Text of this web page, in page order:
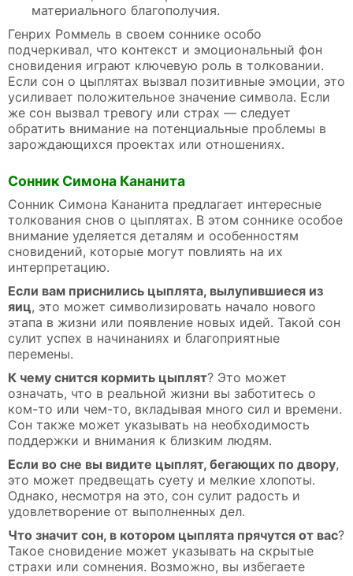
материального благополучия.
Генрих Роммель в своем соннике особо
подчеркивал, что контекст и эмоциональный фон
сновидения играют ключевую роль в толковании.
Если сон о цыплятах вызвал позитивные эмоции, это
усиливает положительное значение символа. Если
же сон вызвал тревогу или страх — следует
обратить внимание на потенциальные проблемы в
зарождающихся проектах или отношениях.
Сонник Симона Кананита
Сонник Симона Кананита предлагает интересные
толкования снов о цыплятах. В этом соннике особое
внимание уделяется деталям и особенностям
сновидений, которые могут повлиять на их
интерпретацию.
Если вам приснились цыплята, вылупившиеся из
яиц, это может символизировать начало нового
этапа в жизни или появление новых идей. Такой сон
сулит успех в начинаниях и благоприятные
перемены.
К чему снится кормить цыплят? Это может
означать, что в реальной жизни вы заботитесь о
ком-то или чем-то, вкладывая много сил и времени.
Сон также может указывать на необходимость
поддержки и внимания к близким людям.
Если во сне вы видите цыплят, бегающих по двору,
это может предвещать суету и мелкие хлопоты.
Однако, несмотря на это, сон сулит радость и
удовлетворение от выполненных дел.
Что значит сон, в котором цыплята прячутся от вас?
Такое сновидение может указывать на скрытые
страхи или сомнения. Возможно, вы избегаете